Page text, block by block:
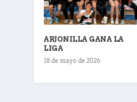
ARJONILLA GANA LA
LIGA
18 de mayo de 2026